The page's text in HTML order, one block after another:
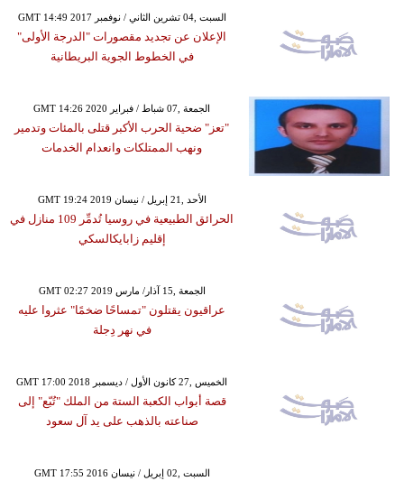
GMT 14:49 2017 السبت ,04 تشرين الثاني / نوفمبر
الإعلان عن تجديد مقصورات "الدرجة الأولى"
في الخطوط الجوية البريطانية
GMT 14:26 2020 الجمعة ,07 شباط / فبراير
"تعز" ضحية الحرب الأكبر قتلى بالمئات وتدمير
ونهب الممتلكات وانعدام الخدمات
GMT 19:24 2019 الأحد ,21 إبريل / نيسان
الحرائق الطبيعية في روسيا تُدمِّر 109 منازل في
إقليم زابايكالسكي
GMT 02:27 2019 الجمعة ,15 آذار/ مارس
عراقيون يقتلون "تمساحًا ضخمًا" عثروا عليه
في نهر دِجلة
GMT 17:00 2018 الخميس ,27 كانون الأول / ديسمبر
قصة أبواب الكعبة الستة من الملك "تُبّع" إلى
صناعته بالذهب على يد آل سعود
GMT 17:55 2016 السبت ,02 إبريل / نيسان